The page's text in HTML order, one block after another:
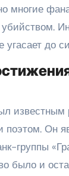
многие
угасает до
известным
поэтом. Он
группы
было и